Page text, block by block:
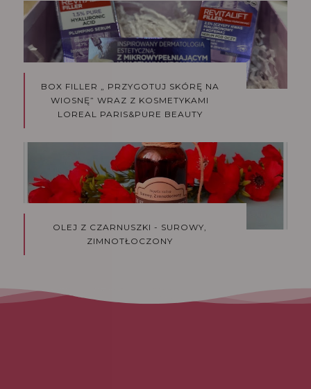
BOX FILLER „ PRZYGOTUJ SKÓRĘ NA
WIOSNĘ” WRAZ Z KOSMETYKAMI
LOREAL PARIS&PURE BEAUTY
OLEJ Z CZARNUSZKI - SUROWY,
ZIMNOTŁOCZONY